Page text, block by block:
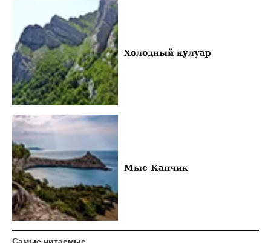
Холодный кулуар
Мыс Капчик